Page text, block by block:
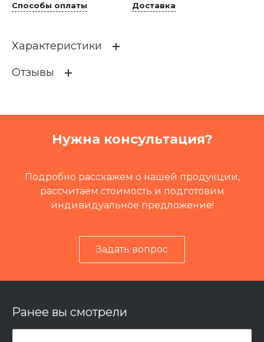
Способы оплаты Доставка
Характеристики
Кат префикс
Путевая техника
Летучка путеремонтная Л
Отзывы
Нужна консультация?
Подробно расскажем о нашей продукции,
рассчитаем стоимость и подготовим
индивидуальное предложение!
Задать вопрос
Ранее вы смотрели